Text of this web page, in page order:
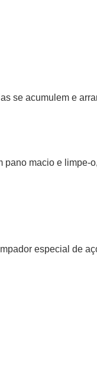
se acumulem e
macio e limpe-
especial de